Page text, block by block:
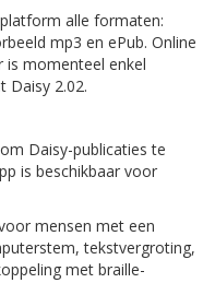
alle formaten:
mp3 en ePub. Online
is momenteel enkel
Daisy 2.02.
Daisy-publicaties te
is beschikbaar voor
mensen met een
tekstvergroting,
met braille-